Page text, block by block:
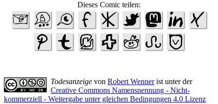
Dieses Comic teilen:
Todesanzeige von Robert Wennerist unter der
Creative Commons Namensnennung - Nicht-
kommerziell - Weitergabe unter gleichen Bedingungen 4.0 Lizenz